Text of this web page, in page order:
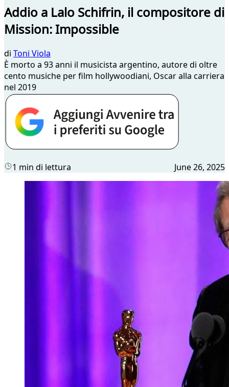
Addio a Lalo Schifrin, il compositore di
Mission: Impossible
di Toni Viola
È morto a 93 anni il musicista argentino, autore di oltre
cento musiche per film hollywoodiani, Oscar alla carriera
nel 2019
1 min di lettura June 26, 2025